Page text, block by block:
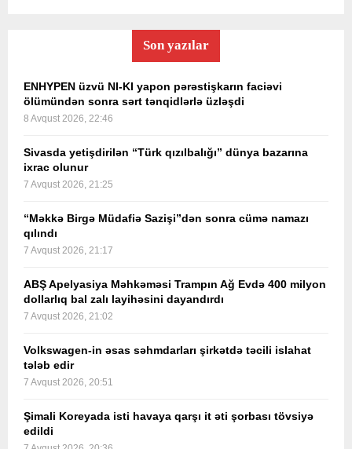
Son yazılar
ENHYPEN üzvü NI-KI yapon pərəstişkarın faciəvi
ölümündən sonra sərt tənqidlərlə üzləşdi
8 Avqust 2026, 22:46
Sivasda yetişdirilən “Türk qızılbalığı” dünya bazarına
ixrac olunur
7 Avqust 2026, 21:25
“Məkkə Birgə Müdafiə Sazişi”dən sonra cümə namazı
qılındı
7 Avqust 2026, 21:17
ABŞ Apelyasiya Məhkəməsi Trampın Ağ Evdə 400 milyon
dollarlıq bal zalı layihəsini dayandırdı
7 Avqust 2026, 21:02
Volkswagen-in əsas səhmdarları şirkətdə təcili islahat
tələb edir
7 Avqust 2026, 20:51
Şimali Koreyada isti havaya qarşı it əti şorbası tövsiyə
edildi